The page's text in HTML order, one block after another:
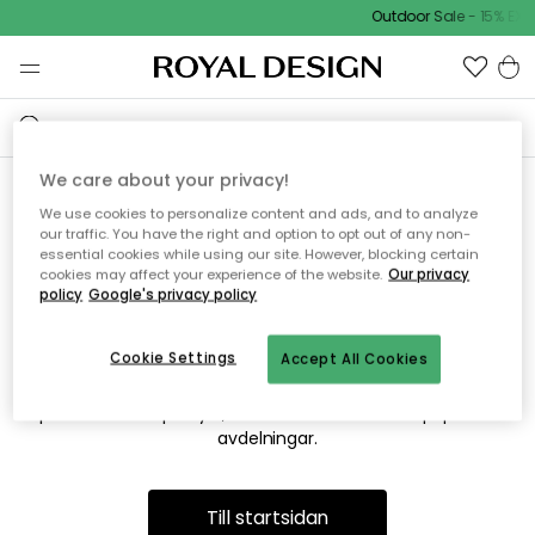
Outdoor Sale - 15%
Vi hittar tyvärr inte sidan du
söker
Detta kan bero på att sidan inte längre finns eller att den har
flyttats. Vi ber om ursäkt för besväret. I menyn ovan kan du
prova att söka på nytt, eller besöka en av våra populära
avdelningar.
Till startsidan
We care about your privacy!
We use cookies to personalize content and ads, and to analyze
our traffic. You have the right and option to opt out of any non-
essential cookies while using our site. However, blocking certain
cookies may affect your experience of the website. Our privacy
policy Google's privacy policy
Accept All Cookies
Cookie Settings